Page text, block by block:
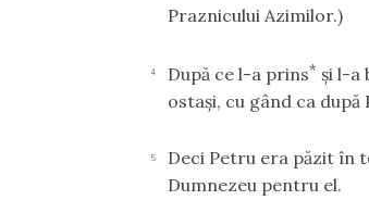
Praznicului Azimilor.)
4 După ce l-a prins* şi l-a
ostaşi, cu gând ca
5
Deci Petru era păzit în
Dumnezeu pentru el.